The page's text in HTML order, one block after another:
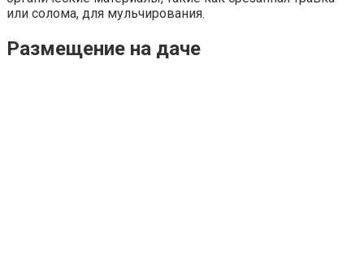
или солома, для мульчирования.
Размещение на даче